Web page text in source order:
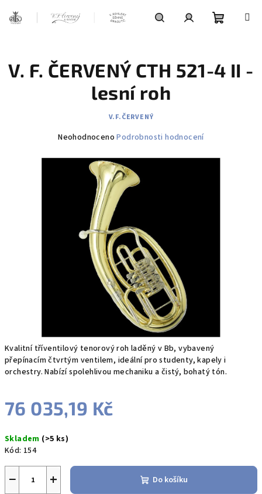
košík
Kvalitní tříventilový tenorový roh laděný v Bb, vybavený
přepínacím čtvrtým ventilem, ideální pro studenty, kapely i
orchestry. Nabízí spolehlivou mechaniku a čistý, bohatý tón.
76 035,19 Kč
cena:
Skladem (>5 ks)
Kód: 154
+
− Do košíku
V. F. ČERVENÝ CTH 521-4 II -
lesní roh
V.F.ČERVENÝ
Průměrné
produktu
hvězdiček.
Neohodnoceno Podrobnosti hodnocení